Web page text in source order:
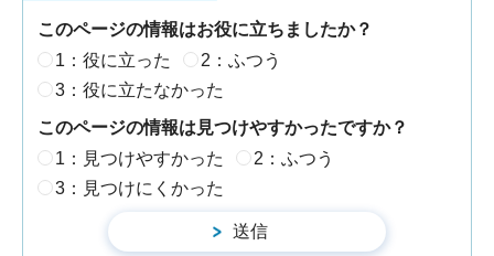
このページの情報はお役に立ちましたか？
1：役に立った
2：ふつう
3：役に立たなかった
このページの情報は見つけやすかったですか？
1：見つけやすかった
2：ふつう
3：見つけにくかった